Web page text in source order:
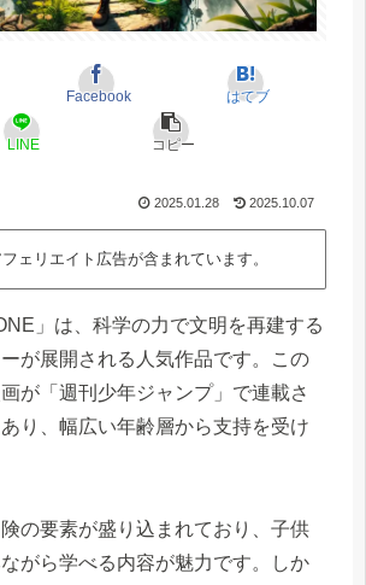
Facebook はてブ
LINE コピー
2025.01.28 2025.10.07
ェリエイト広告が含まれています。
」は、科学の力で文明を再建する
が展開される人気作品です。この
が「週刊少年ジャンプ」で連載さ
り、幅広い年齢層から支持を受け
の要素が盛り込まれており、子供
がら学べる内容が魅力です。しか